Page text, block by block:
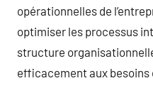
opérationnelles de
optimiser les processus
structure
efficacement aux besoins